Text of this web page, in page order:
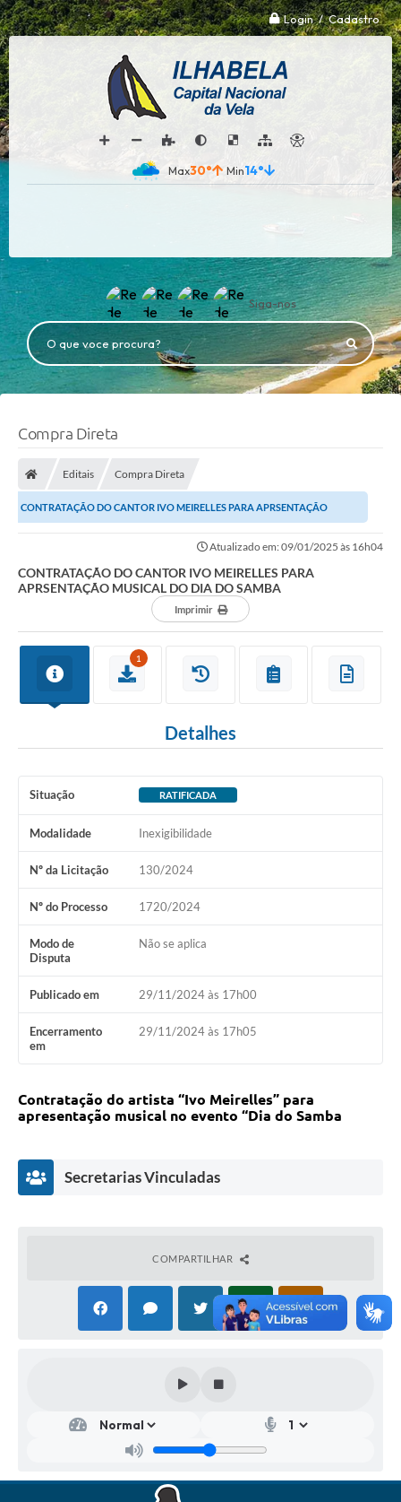
Login / Cadastro
30° 14°
Siga-nos
O que voce procura?
Compra Direta
Editais Compra Direta
CONTRATAÇÃO DO CANTOR IVO MEIRELLES PARA APRSENTAÇÃO
Atualizado em: 09/01/2025 às 16h04
CONTRATAÇÃO DO CANTOR IVO MEIRELLES PARA
APRSENTAÇÃO MUSICAL DO DIA DO SAMBA
Imprimir
1
Detalhes
Situação RATIFICADA
Modalidade Inexigibilidade
Nº da Licitação 130/2024
Nº do Processo 1720/2024
Modo de
Disputa
Não se aplica
Publicado em 29/11/2024 às 17h00
Encerramento
em
29/11/2024 às 17h05
Contratação do artista “Ivo Meirelles” para
apresentação musical no evento “Dia do Samba
Secretarias Vinculadas
etar
COMPARTILHAR